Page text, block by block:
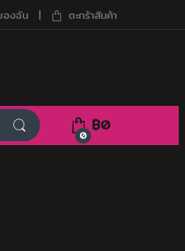
งฉัน ตะกร้าสินค้า
0
฿0